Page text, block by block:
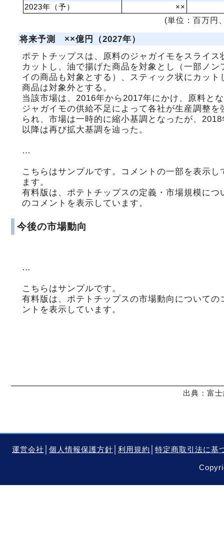
2023年（予）
××
(単位：百万円
将来予測 ××億円（2027年）
ポテトチップスは、原料のジャガイモをスライス
カットし、油で揚げた商品を対象とし（一部ノン
イの商品も対象とする）、スティック状にカット
商品は対象外とする。
当該市場は、2016年から2017年にかけ、原料と
ジャガイモの供給不足によって各社が生産調整を
られ、市場は一時的に縮小基調となったが、2018
以降は再び拡大基調を辿った。
…
こちらはサンプルです。コメントの一部を表示し
ます。
有料版は、ポテトチップスの定義・市場規模につ
のコメントを表示しています。
今後の市場動向
…
こちらはサンプルです。
有料版は、ポテトチップスの市場動向についての
ントを表示しています。
出典：富
運営会社 個人情報保護方針 利用規約 特定商取引法に基